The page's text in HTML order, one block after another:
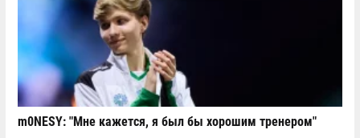
m0NESY: "Мне кажется, я был бы хорошим тренером"